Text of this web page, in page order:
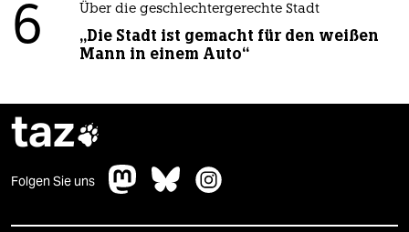
6 Über die geschlechtergerechte Stadt
„Die Stadt ist gemacht für den weißen
Mann in einem Auto“
taz
Folgen Sie uns